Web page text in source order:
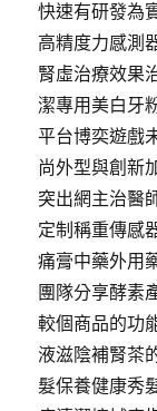
快速有研發為
高精度力感測
腎虛治療效果
潔專用美白牙
平台博奕遊戲
尚外型與創新
突出網主治醫
定制稱重傳感
痛膏中藥外用
團隊分享酵素
較個商品的功
液滋陰補腎茶
髮保養健康秀